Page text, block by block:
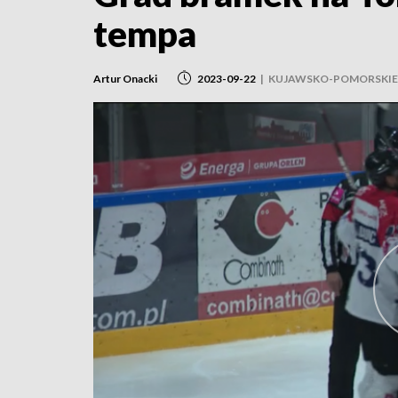
tempa
Artur Onacki 2023-09-22 | KUJAWSKO-POMORSKIE